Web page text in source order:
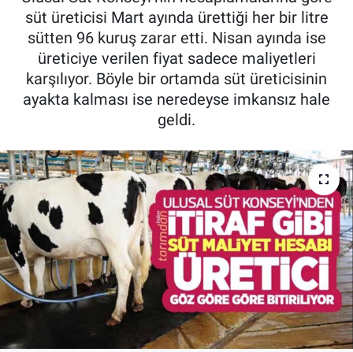
süt üreticisi Mart ayında ürettiği her bir litre
sütten 96 kuruş zarar etti. Nisan ayında ise
üreticiye verilen fiyat sadece maliyetleri
karşılıyor. Böyle bir ortamda süt üreticisinin
ayakta kalması ise neredeyse imkansız hale
geldi.
Et fiyatları
Tarım Bilgisi
Dünyada Tarım
Üretici Birlikleri
Şeker ve Şekerli Mamüller
Tahıllar ve Baklagiller